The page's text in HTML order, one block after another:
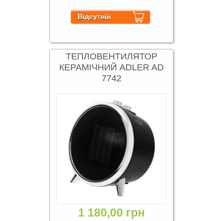
ТЕПЛОВЕНТИЛЯТОР
КЕРАМІЧНИЙ ADLER AD
7742
1 180,00 грн